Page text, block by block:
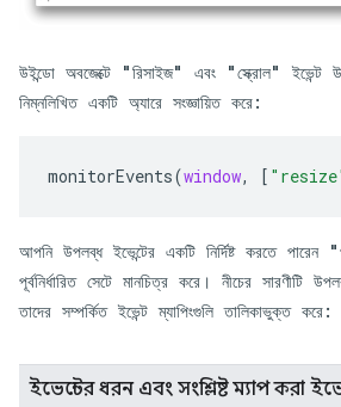
উইন্ডো অবজেক্টে "রিসাইজ" এবং "স্ক্রোল" ইভেন্ট
নিম্নলিখিত একটি অ্যারে সংজ্ঞায়িত করে:
monitorEvents(window, [
আপনি উপলব্ধ ইভেন্টের একটি নির্দিষ্ট করতে পারেন
পূর্বনির্ধারিত সেটে মানচিত্র করে। নীচের সারণীটি
তাদের সম্পর্কিত ইভেন্ট ম্যাপিংগুলি তালিকাভুক্ত করে:
ইভেন্টের ধরন এবং সংশ্লিষ্ট ম্যাপ করা